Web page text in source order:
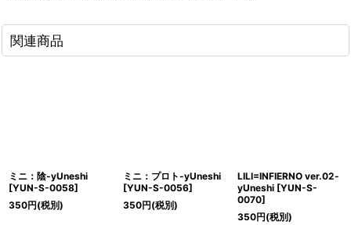
関連商品
ミニ：陰-yUneshi
[YUN-S-0058]
350円(税別)
ミニ：プロト-yUneshi
[YUN-S-0056]
350円(税別)
LILI=INFIERNO ver.02-
yUneshi [YUN-S-
0070]
350円(税別)